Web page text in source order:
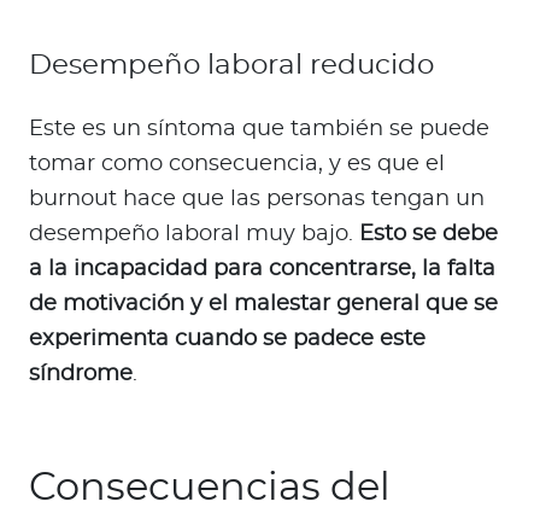
Desempeño laboral reducido
Este es un síntoma que también se puede
tomar como consecuencia, y es que el
burnout hace que las personas tengan un
desempeño laboral muy bajo. Esto se debe
a la incapacidad para concentrarse, la falta
de motivación y el malestar general que se
experimenta cuando se padece este
síndrome.
Consecuencias del